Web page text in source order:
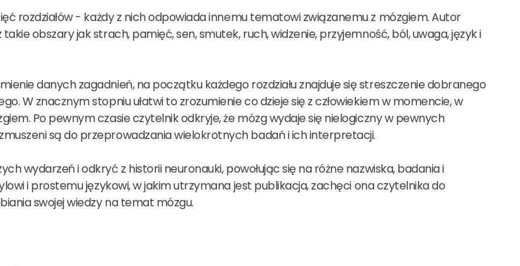
rozdziałów - każdy z nich odpowiada innemu tematowi związanemu z mózgiem. Autor
obszary jak strach, pamięć, sen, smutek, ruch, widzenie, przyjemność, ból, uwaga, język i
danych zagadnień, na początku każdego rozdziału znajduje się streszczenie dobranego
W znacznym stopniu ułatwi to zrozumienie co dzieje się z człowiekiem w momencie, w
Po pewnym czasie czytelnik odkryje, że mózg wydaje się nielogiczny w pewnych
są do przeprowadzania wielokrotnych badań i ich interpretacji.
wydarzeń i odkryć z historii neuronauki, powołując się na różne nazwiska, badania i
i prostemu językowi, w jakim utrzymana jest publikacja, zachęci ona czytelnika do
swojej wiedzy na temat mózgu.